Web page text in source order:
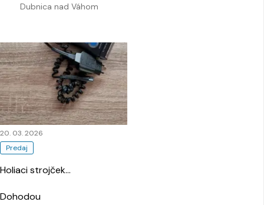
Dubnica nad Váhom
Predaj
20. 03. 2026
Holiaci strojček…
Dohodou